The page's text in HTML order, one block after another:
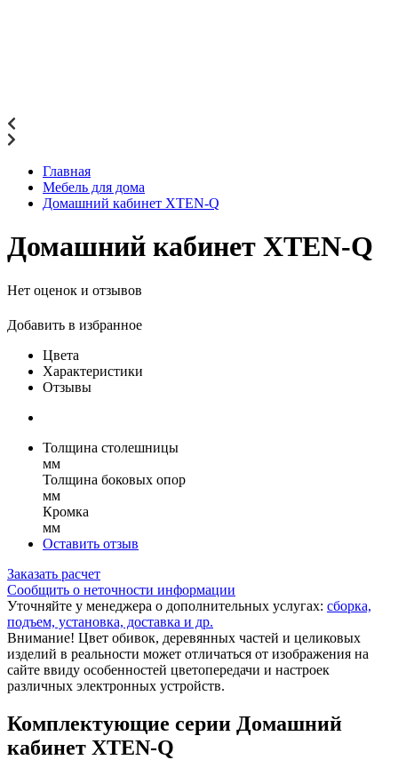
Главная
Мебель для дома
Домашний кабинет XTEN-Q
Домашний кабинет XTEN-Q
Нет оценок и отзывов
Добавить в избранное
Цвета
Характеристики
Отзывы
Толщина столешницы
мм
Толщина боковых опор
мм
Кромка
мм
Оставить отзыв
Заказать расчет
Сообщить о неточности информации
Уточняйте у менеджера о дополнительных услугах: сборка,
подъем, установка, доставка и др.
Внимание! Цвет обивок, деревянных частей и целиковых
изделий в реальности может отличаться от изображения на
сайте ввиду особенностей цветопередачи и настроек
различных электронных устройств.
Комплектующие серии Домашний
кабинет XTEN-Q